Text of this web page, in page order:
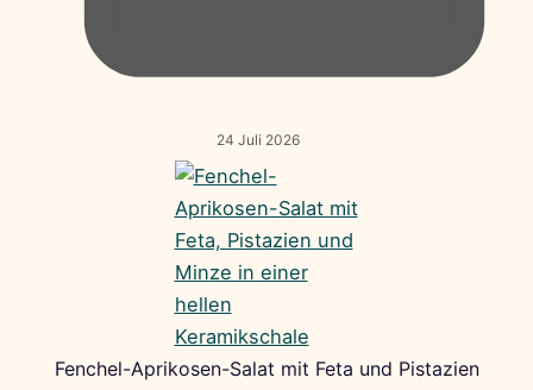
24 Juli 2026
Fenchel-Aprikosen-Salat mit Feta und Pistazien